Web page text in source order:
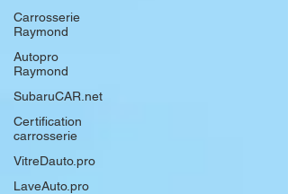
Carrosserie
Raymond
Autopro
Raymond
SubaruCAR.net
Certification
carrosserie
VitreDauto.pro
LaveAuto.pro